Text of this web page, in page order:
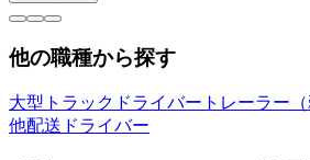
他の職種から探す
大型トラックドライバー トレーラー
他配送ドライバー